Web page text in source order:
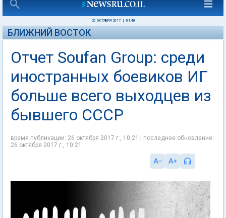
26 ОКТЯБРЯ 2017 01:40
БЛИЖНИЙ ВОСТОК
Отчет Soufan Group: среди
иностранных боевиков ИГ
больше всего выходцев из
бывшего СССР
время публикации: 26 октября 2017 г., 10:21 | последнее обновление:
26 октября 2017 г., 10:21